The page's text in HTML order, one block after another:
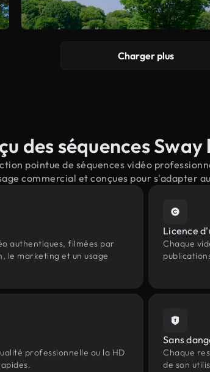
Charger plus
des séquences
pointue de séquences vidéo
commercial et conçues pour s'adapter
authentiques, filmées par
le marketing et un usage
Licence
Chaque
professionnelle ou la HD
Sans
Chaque
de son